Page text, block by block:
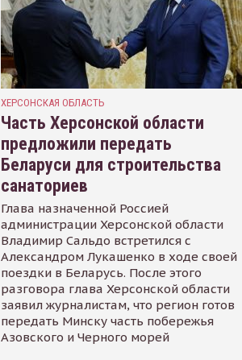
ХЕРСОНСКАЯ ОБЛАСТЬ
Часть Херсонской области
предложили передать
Беларуси для строительства
санаториев
Глава назначенной Россией
администрации Херсонской области
Владимир Сальдо встретился с
Александром Лукашенко в ходе своей
поездки в Беларусь. После этого
разговора глава Херсонской области
заявил журналистам, что регион готов
передать Минску часть побережья
Азовского и Черного морей